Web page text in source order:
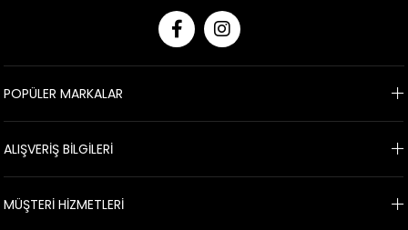
POPÜLER MARKALAR
ALIŞVERİŞ BİLGİLERİ
MÜŞTERİ HİZMETLERİ